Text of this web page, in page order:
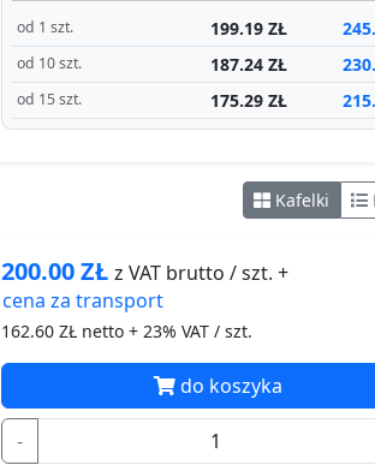
od 1 szt. 199.19 ZŁ
od 10 szt. 187.24 ZŁ
od 15 szt. 175.29 ZŁ
Kafelki
200.00ZŁ z VAT brutto / szt. +
cena za transport
162.60ZŁ netto + 23% VAT / szt.
-
do koszyka